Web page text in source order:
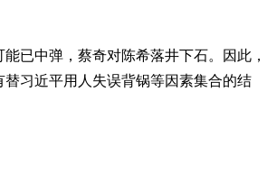
已中弹，蔡奇对陈希落井下石。因此，
习近平用人失误背锅等因素集合的结